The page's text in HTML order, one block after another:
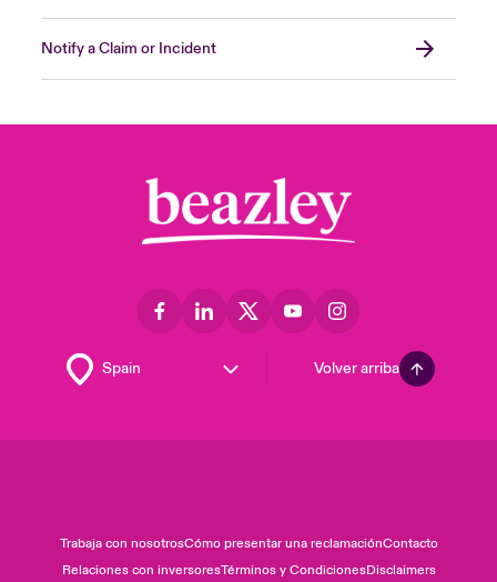
Notify a Claim or Incident
Volver arriba
Trabaja con nosotrosCómo presentar una reclamaciónContacto
Relaciones con inversoresTérminos y CondicionesDisclaimers